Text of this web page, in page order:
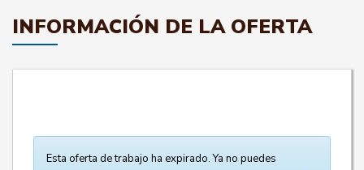
INFORMACIÓN DE LA OFERTA
Esta oferta de trabajo ha expirado. Ya no puedes